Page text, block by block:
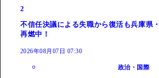
2
不信任決議による失職から復活も兵庫県
再燃中！
2026年08月07日 07:30
政治・国際